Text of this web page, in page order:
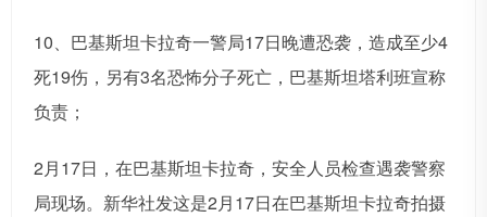
10、巴基斯坦卡拉奇一警局17日晚遭恐袭，造成至少4
死19伤，另有3名恐怖分子死亡，巴基斯坦塔利班宣称
负责；
2月17日，在巴基斯坦卡拉奇，安全人员检查遇袭警察
局现场。新华社发这是2月17日在巴基斯坦卡拉奇拍摄